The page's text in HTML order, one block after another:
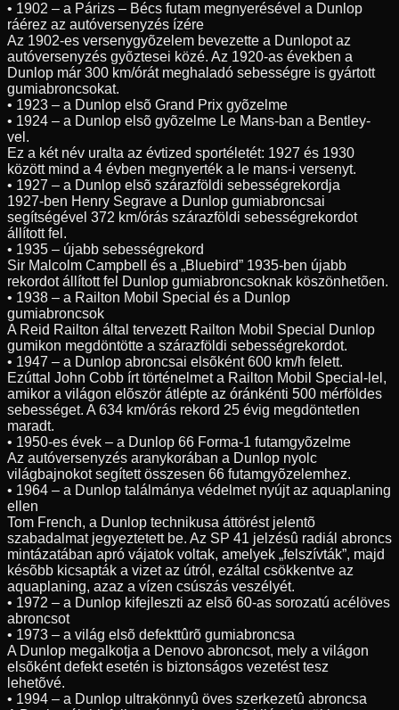
• 1902 – a Párizs – Bécs futam megnyerésével a Dunlop
ráérez az autóversenyzés ízére
Az 1902-es versenygyõzelem bevezette a Dunlopot az
autóversenyzés gyõztesei közé. Az 1920-as években a
Dunlop már 300 km/órát meghaladó sebességre is gyártott
gumiabroncsokat.
• 1923 – a Dunlop elsõ Grand Prix gyõzelme
• 1924 – a Dunlop elsõ gyõzelme Le Mans-ban a Bentley-
vel.
Ez a két név uralta az évtized sportéletét: 1927 és 1930
között mind a 4 évben megnyerték a le mans-i versenyt.
• 1927 – a Dunlop elsõ szárazföldi sebességrekordja
1927-ben Henry Segrave a Dunlop gumiabroncsai
segítségével 372 km/órás szárazföldi sebességrekordot
állított fel.
• 1935 – újabb sebességrekord
Sir Malcolm Campbell és a „Bluebird” 1935-ben újabb
rekordot állított fel Dunlop gumiabroncsoknak köszönhetõen.
• 1938 – a Railton Mobil Special és a Dunlop
gumiabroncsok
A Reid Railton által tervezett Railton Mobil Special Dunlop
gumikon megdöntötte a szárazföldi sebességrekordot.
• 1947 – a Dunlop abroncsai elsõként 600 km/h felett.
Ezúttal John Cobb írt történelmet a Railton Mobil Special-lel,
amikor a világon elõször átlépte az óránkénti 500 mérföldes
sebességet. A 634 km/órás rekord 25 évig megdöntetlen
maradt.
• 1950-es évek – a Dunlop 66 Forma-1 futamgyõzelme
Az autóversenyzés aranykorában a Dunlop nyolc
világbajnokot segített összesen 66 futamgyõzelemhez.
• 1964 – a Dunlop találmánya védelmet nyújt az aquaplaning
ellen
Tom French, a Dunlop technikusa áttörést jelentõ
szabadalmat jegyeztetett be. Az SP 41 jelzésû radiál abroncs
mintázatában apró vájatok voltak, amelyek „felszívták”, majd
késõbb kicsapták a vizet az útról, ezáltal csökkentve az
aquaplaning, azaz a vízen csúszás veszélyét.
• 1972 – a Dunlop kifejleszti az elsõ 60-as sorozatú acélöves
abroncsot
• 1973 – a világ elsõ defekttûrõ gumiabroncsa
A Dunlop megalkotja a Denovo abroncsot, mely a világon
elsõként defekt esetén is biztonságos vezetést tesz
lehetõvé.
• 1994 – a Dunlop ultrakönnyû öves szerkezetû abroncsa